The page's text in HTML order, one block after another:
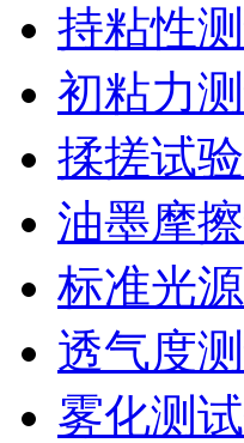
持粘性
初粘力
揉搓试
油墨摩
标准光
透气度
雾化测